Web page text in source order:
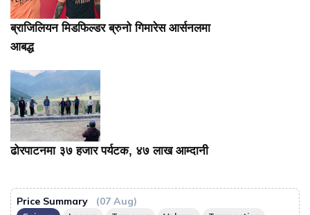
ब्राजिलियन मिडफिल्डर ब्रुनो गिमारेस आर्सनलमा
आबद्ध
ढोरपाटनमा ३७ हजार पर्यटक, ४७ लाख आम्दानी